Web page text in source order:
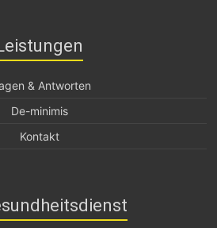
& Antworten
De-minimis
Kontakt